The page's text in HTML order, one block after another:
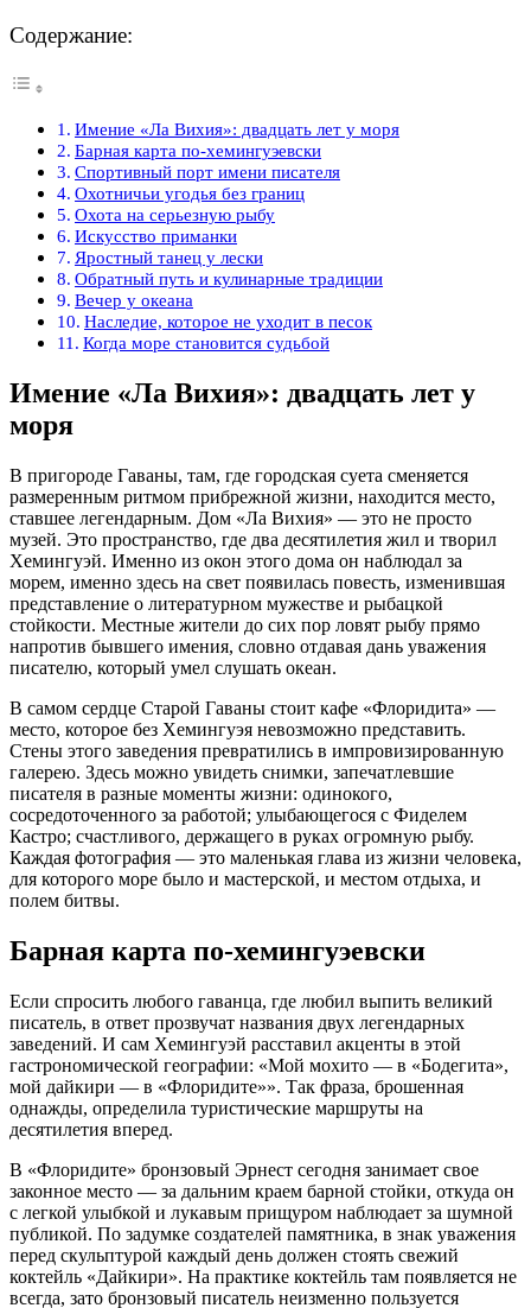
Содержание:
Имение «Ла Вихия»: двадцать лет у моря
Барная карта по-хемингуэевски
Спортивный порт имени писателя
Охотничьи угодья без границ
Охота на серьезную рыбу
Искусство приманки
Яростный танец у лески
Обратный путь и кулинарные традиции
Вечер у океана
Наследие, которое не уходит в песок
Когда море становится судьбой
Имение «Ла Вихия»: двадцать лет у
моря
В пригороде Гаваны, там, где городская суета сменяется
размеренным ритмом прибрежной жизни, находится место,
ставшее легендарным. Дом «Ла Вихия» — это не просто
музей. Это пространство, где два десятилетия жил и творил
Хемингуэй. Именно из окон этого дома он наблюдал за
морем, именно здесь на свет появилась повесть, изменившая
представление о литературном мужестве и рыбацкой
стойкости. Местные жители до сих пор ловят рыбу прямо
напротив бывшего имения, словно отдавая дань уважения
писателю, который умел слушать океан.
В самом сердце Старой Гаваны стоит кафе «Флоридита» —
место, которое без Хемингуэя невозможно представить.
Стены этого заведения превратились в импровизированную
галерею. Здесь можно увидеть снимки, запечатлевшие
писателя в разные моменты жизни: одинокого,
сосредоточенного за работой; улыбающегося с Фиделем
Кастро; счастливого, держащего в руках огромную рыбу.
Каждая фотография — это маленькая глава из жизни человека,
для которого море было и мастерской, и местом отдыха, и
полем битвы.
Барная карта по-хемингуэевски
Если спросить любого гаванца, где любил выпить великий
писатель, в ответ прозвучат названия двух легендарных
заведений. И сам Хемингуэй расставил акценты в этой
гастрономической географии: «Мой мохито — в «Бодегита»,
мой дайкири — в «Флоридите»». Так фраза, брошенная
однажды, определила туристические маршруты на
десятилетия вперед.
В «Флоридите» бронзовый Эрнест сегодня занимает свое
законное место — за дальним краем барной стойки, откуда он
с легкой улыбкой и лукавым прищуром наблюдает за шумной
публикой. По задумке создателей памятника, в знак уважения
перед скульптурой каждый день должен стоять свежий
коктейль «Дайкири». На практике коктейль там появляется не
всегда, зато бронзовый писатель неизменно пользуется